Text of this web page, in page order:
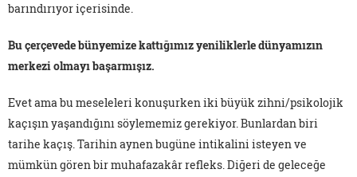
barındırıyor içerisinde.
Bu çerçevede bünyemize kattığımız yeniliklerle dünyamızın
merkezi olmayı başarmışız.
Evet ama bu meseleleri konuşurken iki büyük zihni/psikolojik
kaçışın yaşandığını söylememiz gerekiyor. Bunlardan biri
tarihe kaçış. Tarihin aynen bugüne intikalini isteyen ve
mümkün gören bir muhafazakâr refleks. Diğeri de geleceğe